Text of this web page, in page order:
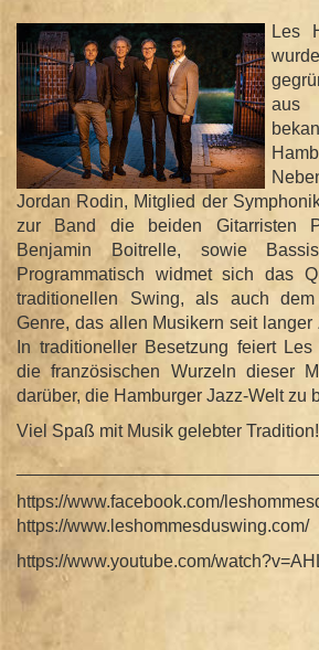
Les
Jordan Rodin, Mitglied der
zur Band die beiden Gitarristen
Benjamin Boitrelle, sowie
Programmatisch widmet sich das
traditionellen Swing, als auch
Genre, das allen Musikern seit langer
In traditioneller Besetzung feiert
die französischen Wurzeln dieser
darüber, die Hamburger Jazz-Welt zu
Viel Spaß mit Musik gelebter Tradition!
https://www.facebook.com/
https://www.leshommesduswing.com/
https://www.youtube.com/